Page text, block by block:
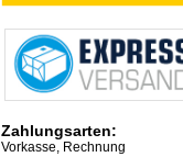
Zahlungsarten:
Vorkasse, Rechnung